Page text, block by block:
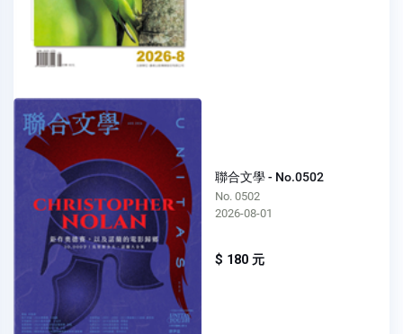
聯合文學 - No.0502
No. 0502
2026-08-01
$ 180 元